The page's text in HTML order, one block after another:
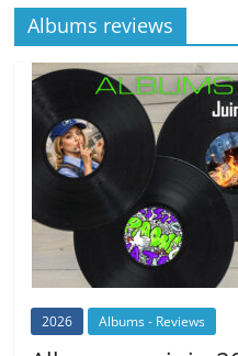
Albums reviews
2026 Albums - Reviews